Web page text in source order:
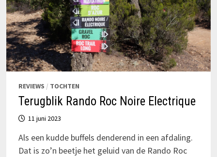
REVIEWS / TOCHTEN
Terugblik Rando Roc Noire Electrique
11 juni 2023
Als een kudde buffels denderend in een afdaling.
Dat is zo’n beetje het geluid van de Rando Roc